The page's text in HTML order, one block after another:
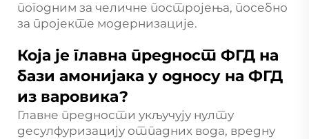
погодним за челичне постројења, посебно
за пројекте модернизације.
Која је главна предност ФГД на
бази амонијака у односу на ФГД
из варовика?
Главне предности укључују нулту
десулфуризацију отпадних вода, вредну